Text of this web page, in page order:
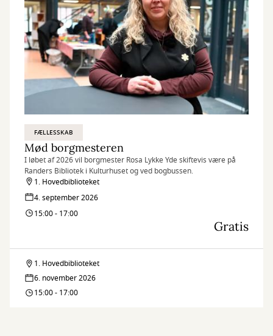
FÆLLESSKAB
Mød borgmesteren
I løbet af 2026 vil borgmester Rosa Lykke Yde skiftevis være på
Randers Bibliotek i Kulturhuset og ved bogbussen.
1. Hovedbiblioteket
4. september 2026
15:00 - 17:00
Gratis
Mød
borgmesteren
1. Hovedbiblioteket
6. november 2026
15:00 - 17:00